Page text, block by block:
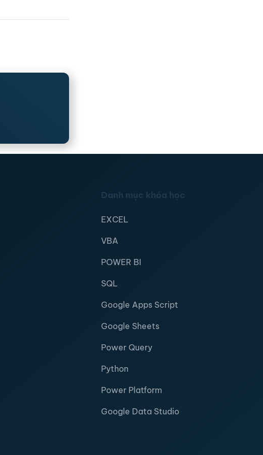
Danh mục khóa học
EXCEL
VBA
POWER BI
SQL
Google Apps Script
Google Sheets
Power Query
Python
Power Platform
Google Data Studio